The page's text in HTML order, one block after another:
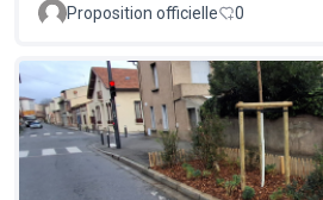
Proposition officielle 0